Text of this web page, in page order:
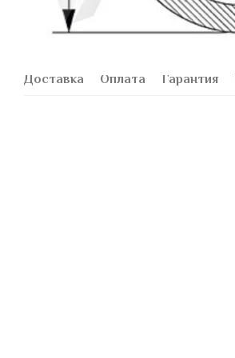
Доставка Оплата Гарантия